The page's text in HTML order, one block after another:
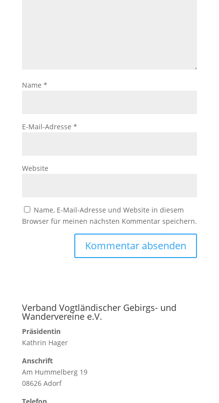
Name *
E-Mail-Adresse *
Website
Name, E-Mail-Adresse und Website in diesem
Browser für meinen nächsten Kommentar speichern.
Verband Vogtländischer Gebirgs- und
Wandervereine e.V.
Präsidentin
Kathrin Hager
Anschrift
Am Hummelberg 19
08626 Adorf